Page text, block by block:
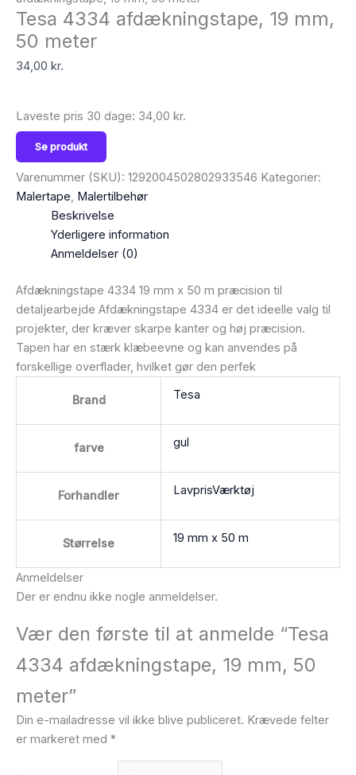
Tesa 4334 afdækningstape, 19 mm,
50 meter
34,00 kr.
Laveste pris 30 dage: 34,00 kr.
Se produkt
Varenummer (SKU): 1292004502802933546 Kategorier:
Malertape, Malertilbehør
Beskrivelse
Yderligere information
Anmeldelser (0)
Afdækningstape 4334 19 mm x 50 m præcision til
detaljearbejde Afdækningstape 4334 er det ideelle valg til
projekter, der kræver skarpe kanter og høj præcision.
Tapen har en stærk klæbeevne og kan anvendes på
forskellige overflader, hvilket gør den perfek
Brand Tesa
farve gul
Forhandler LavprisVærktøj
Størrelse 19 mm x 50 m
Anmeldelser
Der er endnu ikke nogle anmeldelser.
Vær den første til at anmelde “Tesa
4334 afdækningstape, 19 mm, 50
meter”
Din e-mailadresse vil ikke blive publiceret. Krævede felter
er markeret med *